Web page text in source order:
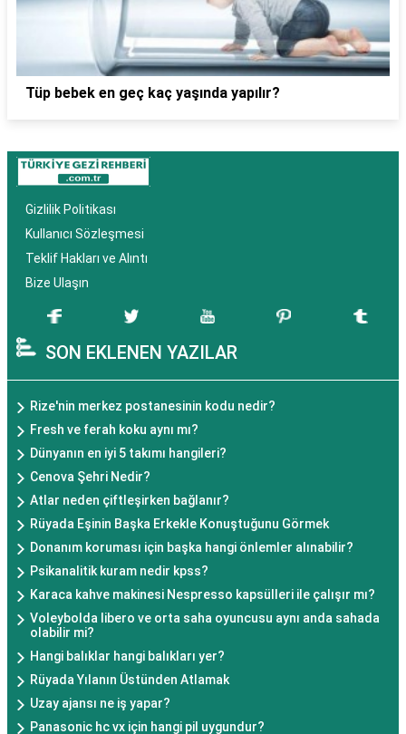
Tüp bebek en geç kaç yaşında yapılır?
Gizlilik Politikası
Kullanıcı Sözleşmesi
Teklif Hakları ve Alıntı
Bize Ulaşın
SON EKLENEN YAZILAR
Rize'nin merkez postanesinin kodu nedir?
Fresh ve ferah koku aynı mı?
Dünyanın en iyi 5 takımı hangileri?
Cenova Şehri Nedir?
Atlar neden çiftleşirken bağlanır?
Rüyada Eşinin Başka Erkekle Konuştuğunu Görmek
Donanım koruması için başka hangi önlemler alınabilir?
Psikanalitik kuram nedir kpss?
Karaca kahve makinesi Nespresso kapsülleri ile çalışır mı?
Voleybolda libero ve orta saha oyuncusu aynı anda sahada
olabilir mi?
Hangi balıklar hangi balıkları yer?
Rüyada Yılanın Üstünden Atlamak
Uzay ajansı ne iş yapar?
Panasonic hc vx için hangi pil uygundur?